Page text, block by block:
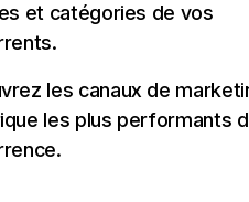
et catégories de vos
les canaux de
les plus performants